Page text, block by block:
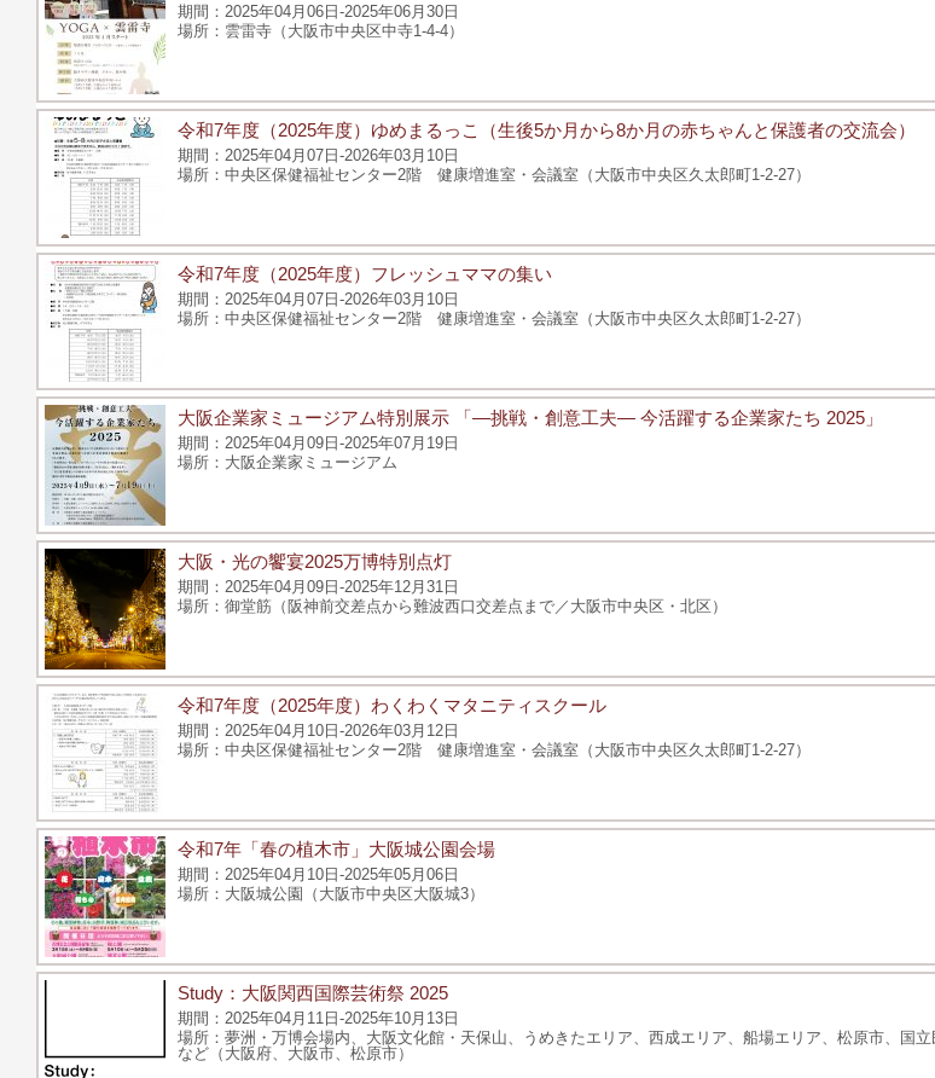
2025年04月06日-2025年06月30日
雲雷寺（大阪市中央区中寺1-4-4）
令和7年度（2025年度）ゆめまるっこ（生後5か月から8か月の赤ちゃんと保護者の交流会）
2025年04月07日-2026年03月10日
中央区保健福祉センター2階 健康増進室・会議室（大阪市中央区久太郎町1-2-27）
令和7年度（2025年度）フレッシュママの集い
2025年04月07日-2026年03月10日
中央区保健福祉センター2階 健康増進室・会議室（大阪市中央区久太郎町1-2-27）
大阪企業家ミュージアム特別展示 「―挑戦・創意工夫― 今活躍する企業家たち 2025」
2025年04月09日-2025年07月19日
大阪企業家ミュージアム
大阪・光の饗宴2025万博特別点灯
2025年04月09日-2025年12月31日
御堂筋（阪神前交差点から難波西口交差点まで／大阪市中央区・北区）
令和7年度（2025年度）わくわくマタニティスクール
2025年04月10日-2026年03月12日
中央区保健福祉センター2階 健康増進室・会議室（大阪市中央区久太郎町1-2-27）
令和7年「春の植木市」大阪城公園会場
2025年04月10日-2025年05月06日
大阪城公園（大阪市中央区大阪城3）
Study：大阪関西国際芸術祭 2025
2025年04月11日-2025年10月13日
夢洲・万博会場内、大阪文化館・天保山、うめきたエリア、西成エリア、船場エリア、松原市、国
など（大阪府、大阪市、松原市）